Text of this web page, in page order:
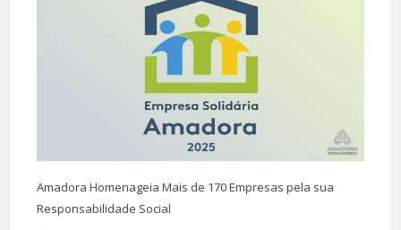
Amadora Homenageia Mais de 170 Empresas pela sua
Responsabilidade Social